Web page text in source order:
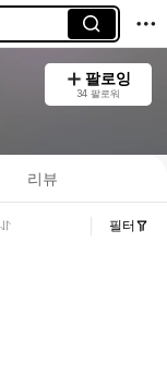
팔로잉
34 팔로워
리뷰
필터